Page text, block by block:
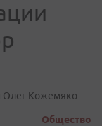
Олег Кожемяко
Общество